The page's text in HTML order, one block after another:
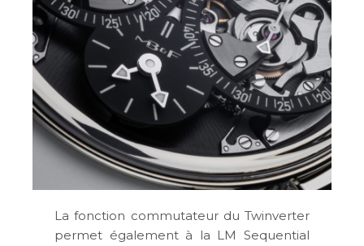
La fonction commutateur du Twinverter
permet également à la LM Sequential